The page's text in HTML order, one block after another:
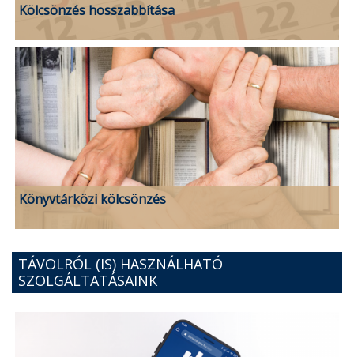
Kölcsönzés hosszabbítása
Könyvtárközi kölcsönzés
TÁVOLRÓL (IS) HASZNÁLHATÓ
SZOLGÁLTATÁSAINK